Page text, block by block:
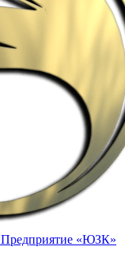
Предприятие «ЮЗК»